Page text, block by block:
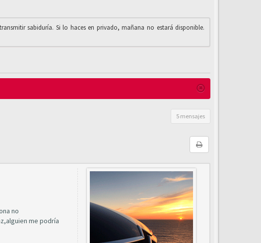
sabiduría. Si lo haces en privado, mañana no estará disponible.
5 mensajes
no
me podría